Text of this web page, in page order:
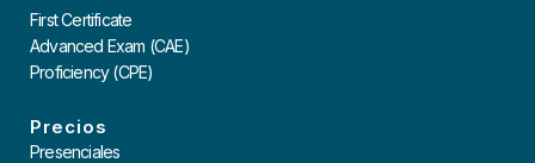
First Certificate
Advanced Exam (CAE)
Proficiency (CPE)
Precios
Presenciales